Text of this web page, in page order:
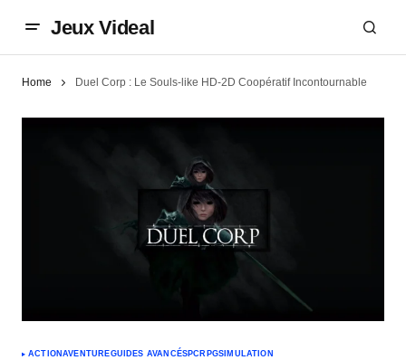
Jeux Videal
Home Duel Corp : Le Souls-like HD-2D Coopératif Incontournable
ACTIONAVENTUREGUIDES AVANCÉS PC RPGSIMULATION